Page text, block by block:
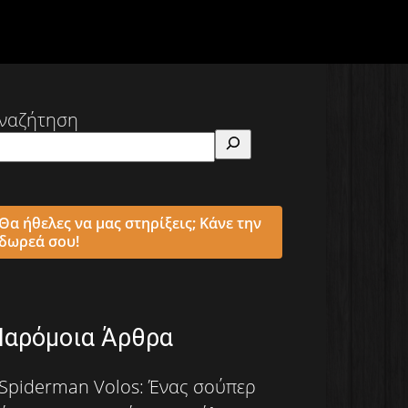
ήθελες να μας στηρίξεις; Κάνε την
σου!
Άρθρα
Volos: Ένας σούπερ